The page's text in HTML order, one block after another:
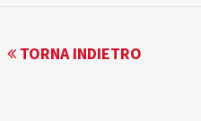
EVENTO
TORNA INDIETRO